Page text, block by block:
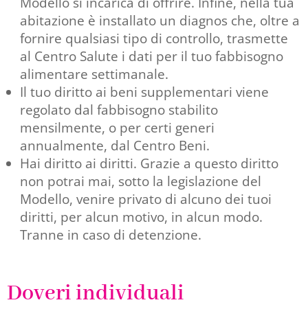
abitazione è installato un diagnos che, oltre a
fornire qualsiasi tipo di controllo, trasmette
al Centro Salute i dati per il tuo fabbisogno
alimentare settimanale.
Il tuo diritto ai beni supplementari viene
regolato dal fabbisogno stabilito
mensilmente, o per certi generi
annualmente, dal Centro Beni.
Hai diritto ai diritti. Grazie a questo diritto
non potrai mai, sotto la legislazione del
Modello, venire privato di alcuno dei tuoi
diritti, per alcun motivo, in alcun modo.
Tranne in caso di detenzione.
Doveri individuali